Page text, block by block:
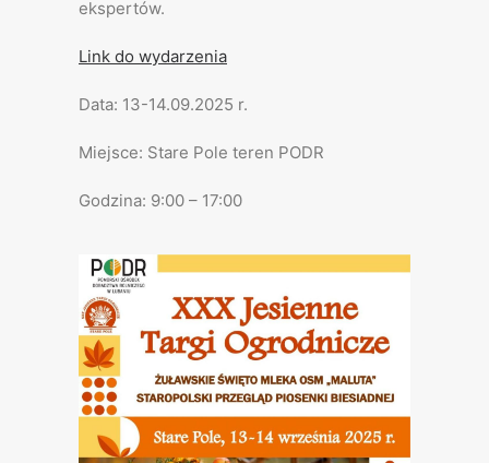
ekspertów.
Link do wydarzenia
Data: 13-14.09.2025 r.
Miejsce: Stare Pole teren PODR
Godzina: 9:00 – 17:00